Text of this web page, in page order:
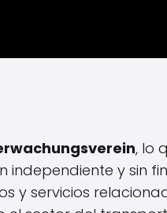
, lo
independiente y sin
y servicios